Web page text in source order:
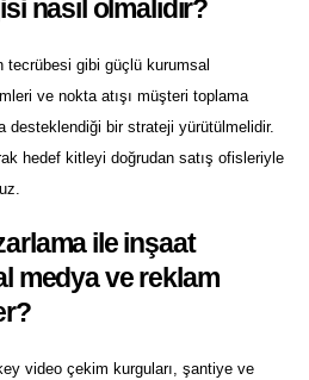
nasıl olmalıdır?
tecrübesi gibi güçlü kurumsal
ve nokta atışı müşteri toplama
desteklendiği bir strateji yürütülmelidir.
hedef kitleyi doğrudan satış ofisleriyle
ile inşaat
medya ve reklam
video çekim kurguları, şantiye ve